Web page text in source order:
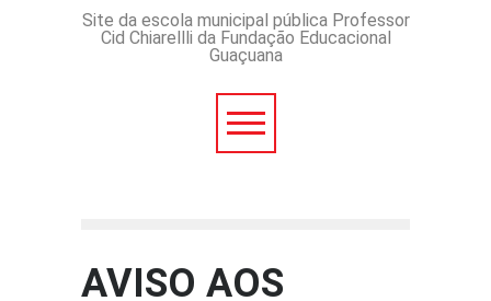
ADMINISTRATIVO Nº
Site da escola municipal pública Professor
Cid Chiarellli da Fundação Educacional
Guaçuana
AVISO AOS